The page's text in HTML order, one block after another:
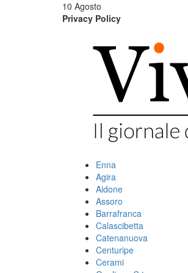
10 Agosto
Privacy Policy
Enna
Agira
Aidone
Assoro
Barrafranca
Calascibetta
Catenanuova
Centuripe
Cerami